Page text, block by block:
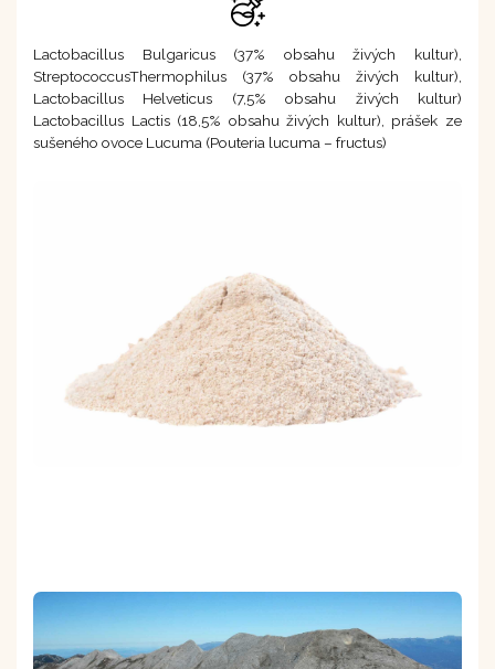
Lactobacillus Bulgaricus (37% obsahu živých kultur),
StreptococcusThermophilus (37% obsahu živých kultur),
Lactobacillus Helveticus (7,5% obsahu živých kultur)
Lactobacillus Lactis (18,5% obsahu živých kultur), prášek ze
sušeného ovoce Lucuma (Pouteria lucuma – fructus)